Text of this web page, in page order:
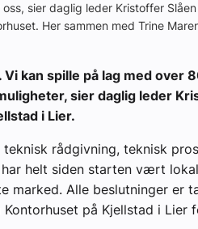
sier daglig leder Kristoffer
Her sammen med Trine
Vi kan spille på lag med over
sier daglig leder
i Lier.
teknisk rådgivning, teknisk
helt siden starten vært
marked. Alle beslutninger er
på Kjellstad i Lier